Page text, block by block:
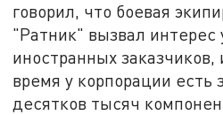
говорил, что боевая
"Ратник" вызвал интерес
иностранных
время у корпорации есть
десятков тысяч